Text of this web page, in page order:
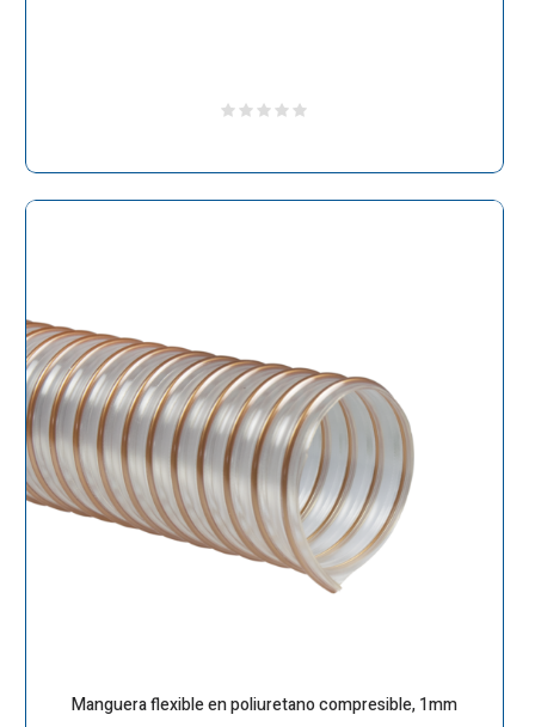
Manguera flexible en poliuretano compresible, 1mm